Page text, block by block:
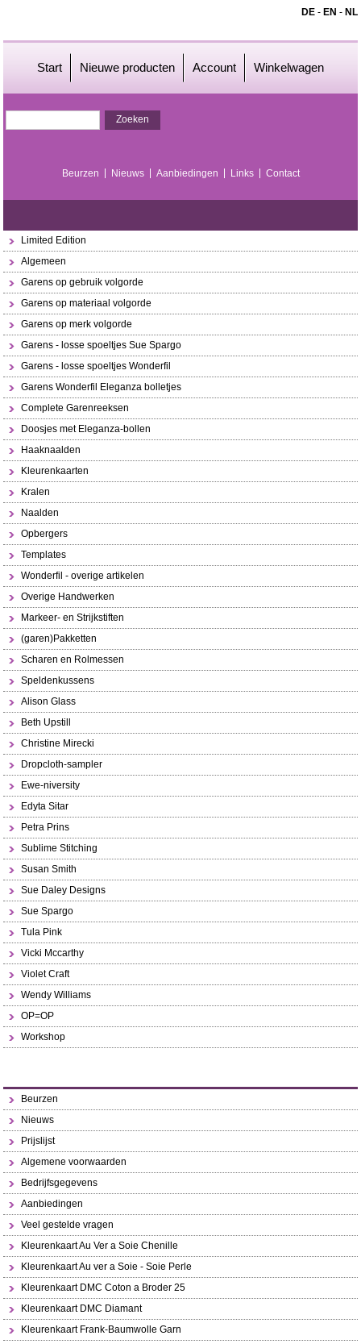
DE- EN - NL
Start Nieuwe producten Account Winkelwagen
Beurzen Nieuws Aanbiedingen Links Contact
Limited Edition
Algemeen
Garens op gebruik volgorde
Garens op materiaal volgorde
Garens op merk volgorde
Garens - losse spoeltjes Sue Spargo
Garens - losse spoeltjes Wonderfil
Garens Wonderfil Eleganza bolletjes
Complete Garenreeksen
Doosjes met Eleganza-bollen
Haaknaalden
Kleurenkaarten
Kralen
Naalden
Opbergers
Templates
Wonderfil - overige artikelen
Overige Handwerken
Markeer- en Strijkstiften
(garen)Pakketten
Scharen en Rolmessen
Speldenkussens
Alison Glass
Beth Upstill
Christine Mirecki
Dropcloth-sampler
Ewe-niversity
Edyta Sitar
Petra Prins
Sublime Stitching
Susan Smith
Sue Daley Designs
Sue Spargo
Tula Pink
Vicki Mccarthy
Violet Craft
Wendy Williams
OP=OP
Workshop
Beurzen
Nieuws
Prijslijst
Algemene voorwaarden
Bedrijfsgegevens
Aanbiedingen
Veel gestelde vragen
Kleurenkaart Au Ver a Soie Chenille
Kleurenkaart Au ver a Soie - Soie Perle
Kleurenkaart DMC Coton a Broder 25
Kleurenkaart DMC Diamant
Kleurenkaart Frank-Baumwolle Garn